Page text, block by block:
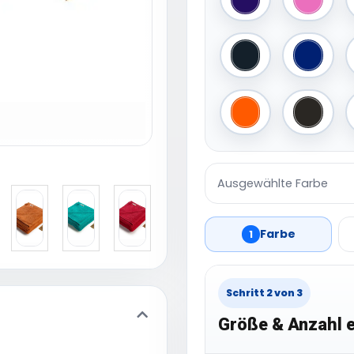
Graphite
Bright Orange
Black
Ausgewählte Farbe
1 Farbe
Schritt 2 von 3
Größe & Anzahl